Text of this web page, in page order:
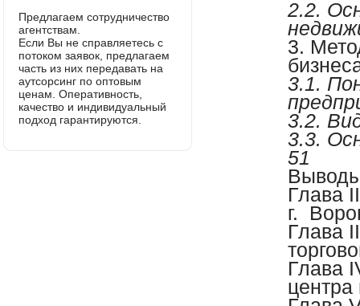
2.2.
3.
3.1.
3.2.
3.3.
51
Глава
г.
Глава
Глава
Предлагаем сотрудничество
агентствам.
Если Вы не справляетесь с
потоком заявок, предлагаем
часть из них передавать на
аутсорсинг по оптовым
ценам. Оперативность,
качество и индивидуальный
подход гарантируются.